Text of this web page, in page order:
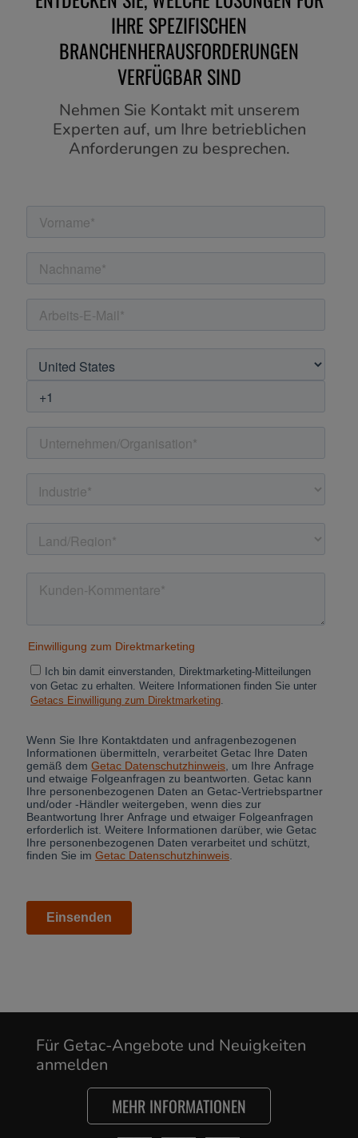
IHRE SPEZIFISCHEN
BRANCHENHERAUSFORDERUNGEN
VERFÜGBAR SIND
Nehmen Sie Kontakt mit unserem
Experten auf, um Ihre betrieblichen
Anforderungen zu besprechen.
Für Getac-Angebote und Neuigkeiten
anmelden
MEHR INFORMATIONEN